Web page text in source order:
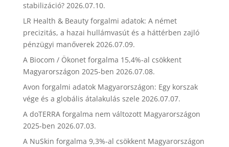
stabilizáció? 2026.07.10.
LR Health & Beauty forgalmi adatok: A német
precizitás, a hazai hullámvasút és a háttérben zajló
pénzügyi manőverek 2026.07.09.
A Biocom / Ökonet forgalma 15,4%-al csökkent
Magyarországon 2025-ben 2026.07.08.
Avon forgalmi adatok Magyarországon: Egy korszak
vége és a globális átalakulás szele 2026.07.07.
A doTERRA forgalma nem változott Magyarországon
2025-ben 2026.07.03.
A NuSkin forgalma 9,3%-al csökkent Magyarországon